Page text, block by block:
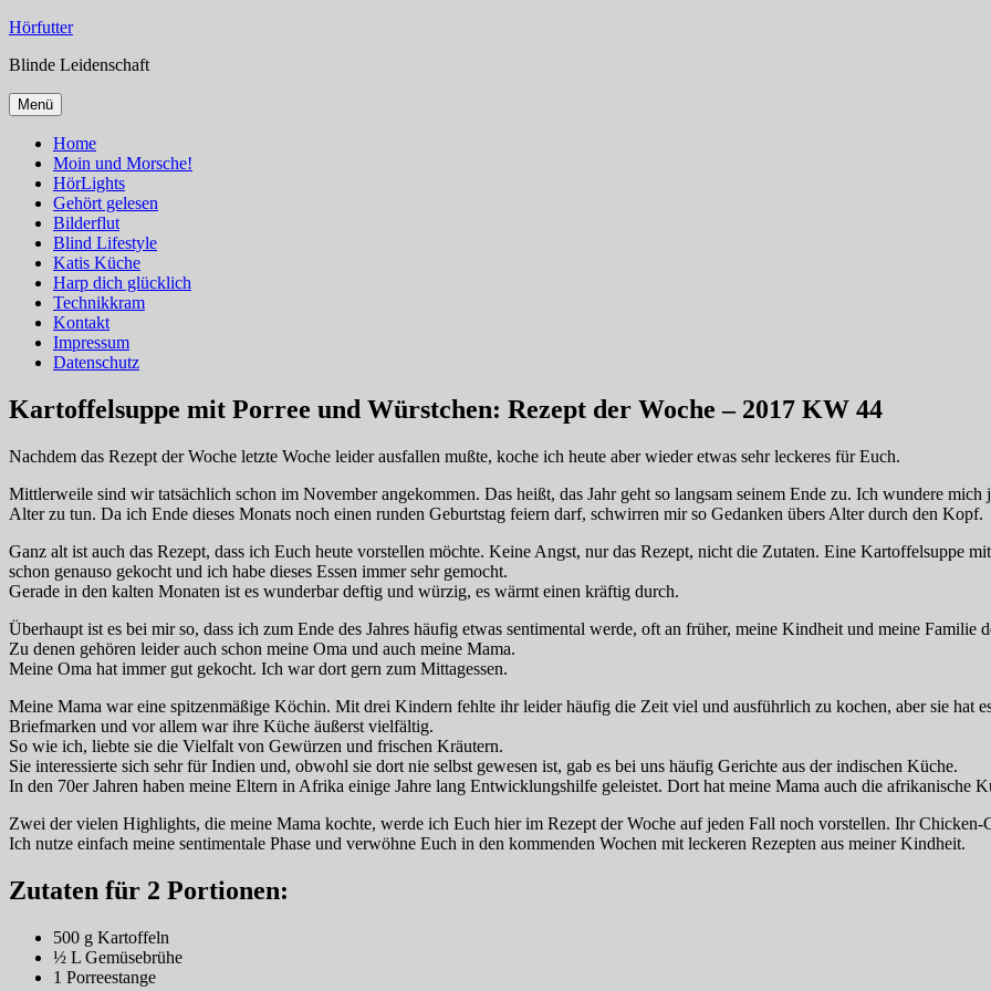
Zum
springen
Hörfutter
Blinde Leidenschaft
Menü
Home
Moin und Morsche!
HörLights
Gehört gelesen
Bilderflut
Blind Lifestyle
Katis Küche
Harp dich glücklich
Technikkram
Kontakt
Impressum
Datenschutz
Kartoffelsuppe mit Porree und Würstchen: Rezept der Woche – 2017 KW 44
Nachdem das Rezept der Woche letzte Woche leider ausfallen mußte, koche ich heute aber wieder etwas sehr leckeres für Euch.
Mittlerweile sind wir tatsächlich schon im November angekommen. Das heißt, das Jahr geht so langsam seinem Ende zu. Ich wundere
Alter zu tun. Da ich Ende dieses Monats noch einen runden Geburtstag feiern darf, schwirren mir so Gedanken übers Alter durch den Kopf.
Ganz alt ist auch das Rezept, dass ich Euch heute vorstellen möchte. Keine Angst, nur das Rezept, nicht die Zutaten. Eine Kartoffelsuppe
schon genauso gekocht und ich habe dieses Essen immer sehr gemocht.
Gerade in den kalten Monaten ist es wunderbar deftig und würzig, es wärmt einen kräftig durch.
Überhaupt ist es bei mir so, dass ich zum Ende des Jahres häufig etwas sentimental werde, oft an früher, meine Kindheit und meine Familie
Zu denen gehören leider auch schon meine Oma und auch meine Mama.
Meine Oma hat immer gut gekocht. Ich war dort gern zum Mittagessen.
Meine Mama war eine spitzenmäßige Köchin. Mit drei Kindern fehlte ihr leider häufig die Zeit viel und ausführlich zu kochen, aber sie hat
Briefmarken und vor allem war ihre Küche äußerst vielfältig.
So wie ich, liebte sie die Vielfalt von Gewürzen und frischen Kräutern.
Sie interessierte sich sehr für Indien und, obwohl sie dort nie selbst gewesen ist, gab es bei uns häufig Gerichte aus der indischen Küche.
In den 70er Jahren haben meine Eltern in Afrika einige Jahre lang Entwicklungshilfe geleistet. Dort hat meine Mama auch die afrikanische
Zwei der vielen Highlights, die meine Mama kochte, werde ich Euch hier im Rezept der Woche auf jeden Fall noch vorstellen. Ihr Chicken-
Ich nutze einfach meine sentimentale Phase und verwöhne Euch in den kommenden Wochen mit leckeren Rezepten aus meiner Kindheit.
Zutaten für 2 Portionen:
500 g Kartoffeln
½ L Gemüsebrühe
1 Porreestange